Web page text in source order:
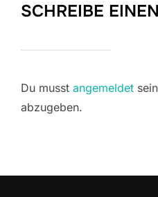
SCHREIBE
Du musst angemeldet
abzugeben.